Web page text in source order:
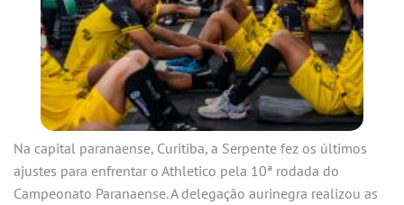
Na capital paranaense, Curitiba, a Serpente fez os últimos
ajustes para enfrentar o Athletico pela 10ª rodada do
Campeonato Paranaense. A delegação aurinegra realizou as